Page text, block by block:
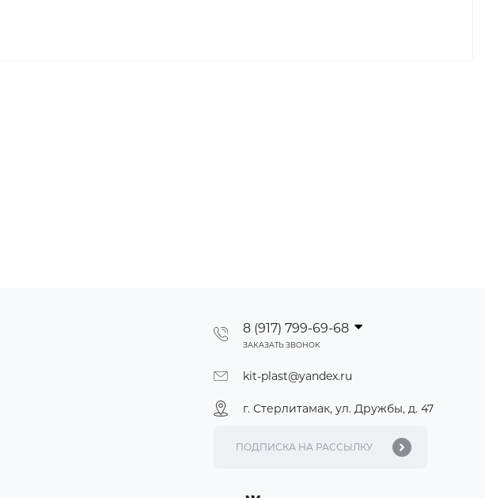
8 (917) 799-69-68
ЗАКАЗАТЬ ЗВОНОК
kit-plast@yandex.ru
г. Стерлитамак, ул. Дружбы, д. 47